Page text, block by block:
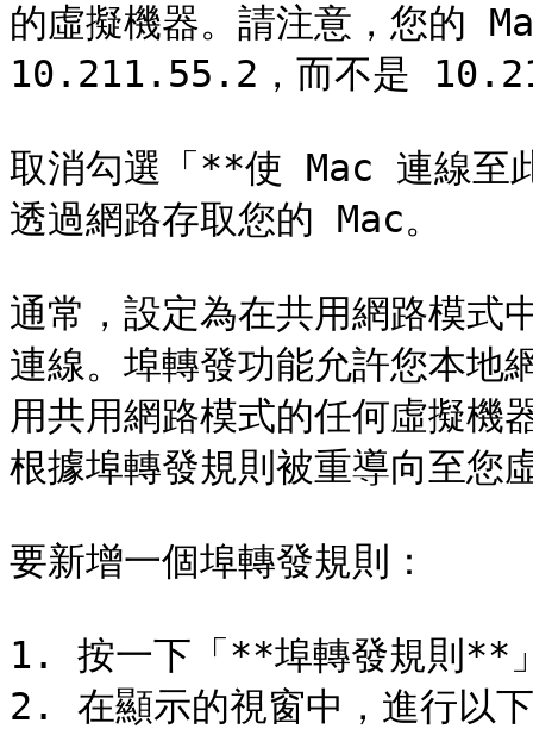
的虛擬機器。請注意，您的
10.211.55.2，而不是
取消勾選「**使 Mac 連線至
透過網路存取您的 Mac。
通常，設定為在共用網路模式
連線。埠轉發功能允許您本地
用共用網路模式的任何虛擬
根據埠轉發規則被重導向至您
要新增一個埠轉發規則：
1. 按一下「**埠轉發規則**
2. 在顯示的視窗中，進行以